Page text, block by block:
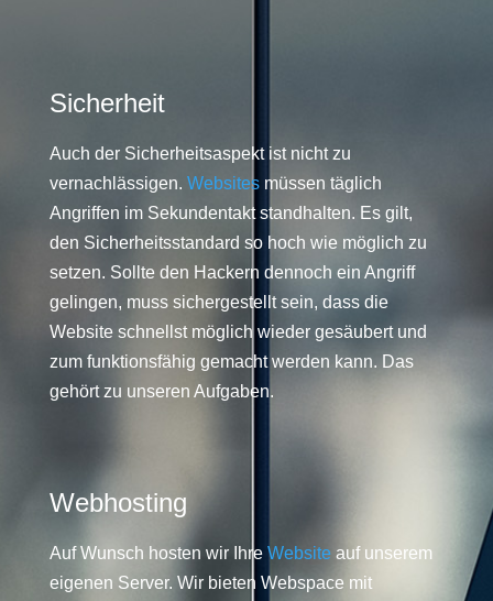
Sicherheit
Auch der Sicherheitsaspekt ist nicht zu
vernachlässigen. Websitesmüssen täglich
Angriffen im Sekundentakt standhalten. Es gilt,
den Sicherheitsstandard so hoch wie möglich zu
setzen. Sollte den Hackern dennoch ein Angriff
gelingen, muss sichergestellt sein, dass die
Website schnellst möglich wieder gesäubert und
zum funktionsfähig gemacht werden kann. Das
gehört zu unseren Aufgaben.
Webhosting
Auf Wunsch hosten wir Ihre Website auf unserem
eigenen Server. Wir bieten Webspace mit